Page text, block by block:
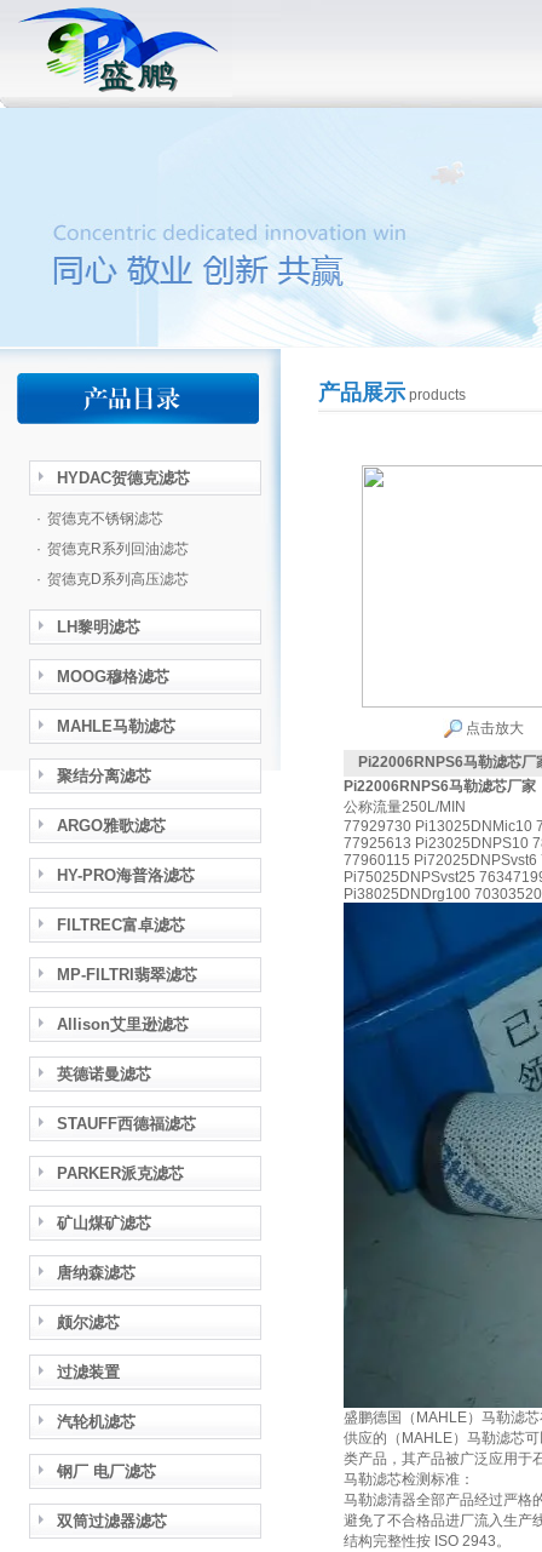
HYDAC贺德克滤芯
· 贺德克不锈钢滤芯
· 贺德克R系列回油滤芯
· 贺德克D系列高压滤芯
LH黎明滤芯
MOOG穆格滤芯
MAHLE马勒滤芯
聚结分离滤芯
ARGO雅歌滤芯
HY-PRO海普洛滤芯
FILTREC富卓滤芯
MP-FILTRI翡翠滤芯
Allison艾里逊滤芯
英德诺曼滤芯
STAUFF西德福滤芯
PARKER派克滤芯
矿山煤矿滤芯
唐纳森滤芯
颇尔滤芯
过滤装置
汽轮机滤芯
钢厂 电厂滤芯
双筒过滤器滤芯
产品展示products
点击放大
Pi22006RNPS6马勒滤芯厂
Pi22006RNPS6马勒滤芯厂家
公称流量250L/MIN
77929730 Pi13025DNMic10
77925613 Pi23025DNPS10
77960115
Pi75025DNPSvst25
Pi38025DNDrg100
盛鹏德国（MAHLE）马勒滤
供应的（MAHLE）马勒滤芯
类产品，其产品被广泛应用于
马勒滤芯检测标准：
马勒滤清器全部产品经过严格
避免了不合格品进厂流入生产
结构完整性按 ISO 2943。